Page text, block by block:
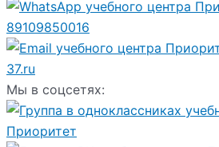
89109850016
37.ru
Мы в соцсетях: